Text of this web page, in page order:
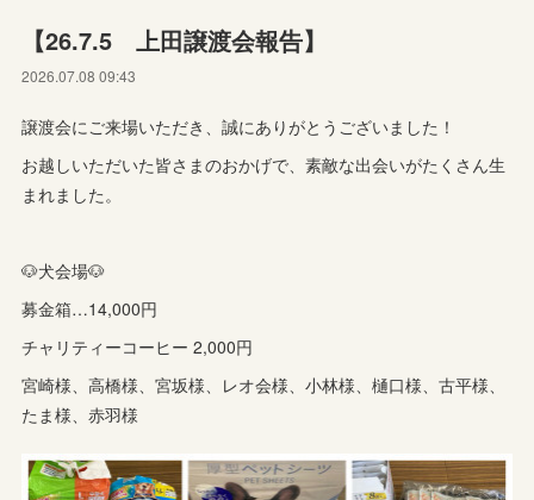
【26.7.5 上田譲渡会報告】
2026.07.08 09:43
譲渡会にご来場いただき、誠にありがとうございました！
お越しいただいた皆さまのおかげで、素敵な出会いがたくさん生
まれました。
🐶犬会場🐶
募金箱…14,000円
チャリティーコーヒー 2,000円
宮崎様、高橋様、宮坂様、レオ会様、小林様、樋口様、古平様、
たま様、赤羽様